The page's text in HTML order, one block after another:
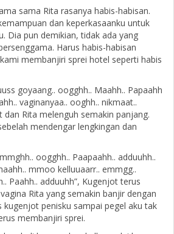
sama Rita rasanya habis-habisan.
dan keperkasaanku untuk
Dia pun demikian, tidak ada yang
Harus habis-habisan
membanjiri sprei hotel seperti habis
goyaang.. oogghh.. Maahh.. Papaahh
vaginanyaa.. ooghh.. nikmaat..
dan Rita melenguh semakin panjang.
mendengar lengkingan dan
oogghh.. Paapaahh.. adduuhh..
mmoo kelluuaarr.. emmgg..
Paahh.. adduuhh”, Kugenjot terus
Rita yang semakin banjir dengan
kugenjot penisku sampai pegel aku tak
membanjiri sprei.